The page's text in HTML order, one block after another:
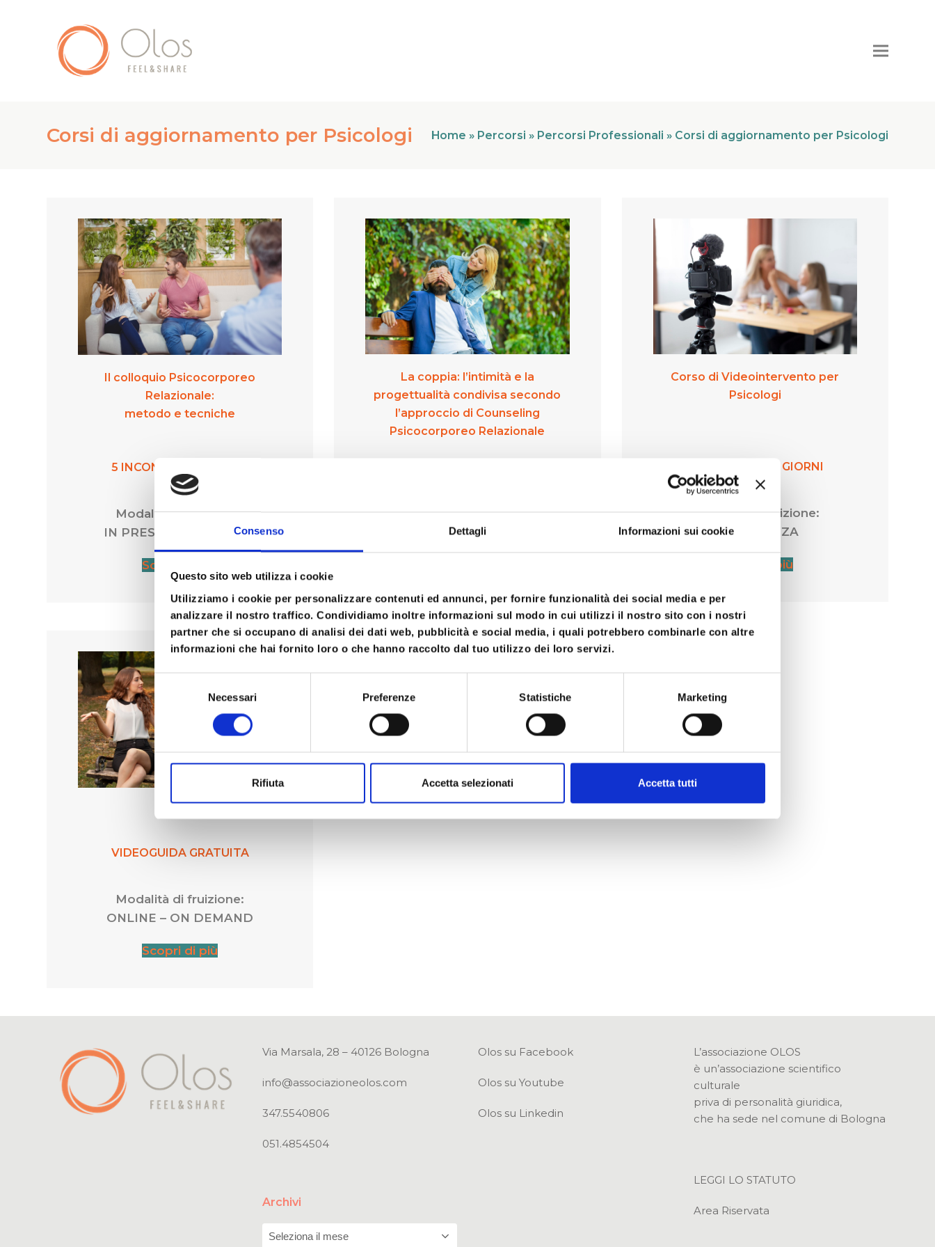
Consenso Dettagli Informazioni sui cookie
Questo sito web utilizza i cookie
Utilizziamo i cookie per personalizzare contenuti ed annunci, per fornire funzionalità dei social media e per
analizzare il nostro traffico. Condividiamo inoltre informazioni sul modo in cui utilizzi il nostro sito con i nostri
partner che si occupano di analisi dei dati web, pubblicità e social media, i quali potrebbero combinarle con altre
informazioni che hai fornito loro o che hanno raccolto dal tuo utilizzo dei loro servizi.
Selezione
del
consenso
Necessari Preferenze Statistiche Marketing
Rifiuta Accetta selezionati Accetta tutti
Corsi di aggiornamento per Psicologi Home » Percorsi » Percorsi Professionali » Corsi di aggiornamento per Psicologi
Il colloquio Psicocorporeo
Relazionale:
metodo e tecniche
5 INCONTRI DI 2 GIORNI
Modalità di fruizione:
IN PRESENZA E ONLINE
Scopri di più
La coppia: l’intimità e la
progettualità condivisa secondo
l’approccio di Counseling
Psicocorporeo Relazionale
Modalità di fruizione:
IN PRESENZA E ONLINE
Corso di Videointervento per
Psicologi
3 INCONTRI DI 2 GIORNI
Modalità di fruizione:
IN PRESENZA
Scopri di più
VIDEOGUIDA GRATUITA
Modalità di fruizione:
ONLINE – ON DEMAND
Scopri di più
Via Marsala, 28 – 40126 Bologna
info@associazioneolos.com
347.5540806
051.4854504
Archivi
Archivi
Olos su Facebook
Olos su Youtube
Olos su Linkedin
L’associazione OLOS
è un’associazione scientifico
culturale
priva di personalità giuridica,
che ha sede nel comune di Bologna
LEGGI LO STATUTO
Area Riservata